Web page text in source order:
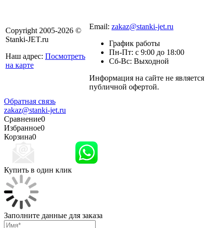
Copyright 2005-2026 ©
Stanki-JET.ru
Наш адрес: Посмотреть
на карте
Email: zakaz@stanki-jet.ru
График работы
Пн-Пт: с 9:00 до 18:00
Сб-Вс: Выходной
Информация на сайте не является
публичной офертой.
Обратная связь
zakaz@stanki-jet.ru
Сравнение0
Избранное0
Корзина0
Купить в один клик
Заполните данные для заказа